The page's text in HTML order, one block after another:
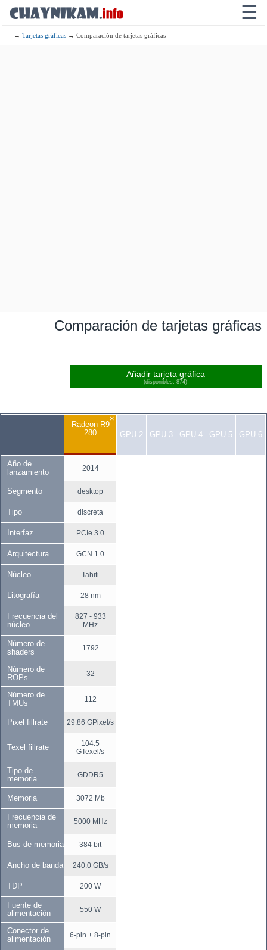
☰
→Tarjetas gráficas → Comparación de tarjetas gráficas
Comparación de tarjetas gráficas
Añadir tarjeta gráfica
(disponibles: 874)
×
Radeon R9
280
GPU 2 GPU 3 GPU 4 GPU 5 GPU 6
Año de
lanzamiento
2014
Segmento desktop
Tipo discreta
Interfaz PCIe 3.0
Arquitectura GCN 1.0
Núcleo Tahiti
Litografía 28 nm
Frecuencia del
núcleo
827 - 933
MHz
Número de
shaders
1792
Número de
ROPs
32
Número de
TMUs
112
Pixel fillrate 29.86 GPixel/s
Texel fillrate
104.5
GTexel/s
Tipo de
memoria
GDDR5
Memoria 3072 Mb
Frecuencia de
memoria
5000 MHz
Bus de memoria 384 bit
Ancho de banda 240.0 GB/s
TDP 200 W
Fuente de
alimentación
550 W
Conector de
alimentación
6-pin + 8-pin